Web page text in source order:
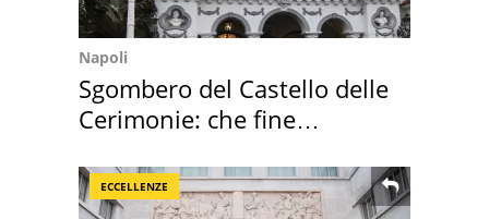
Napoli
Sgombero del Castello delle
Cerimonie: che fine
ECCELLENZE